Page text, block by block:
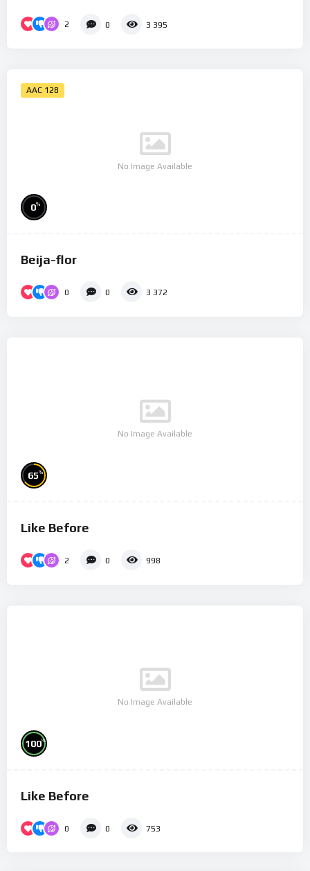
2 0 3 395
AAC 128
No Image Available
0%
Beija-flor
0 0 3 372
No Image Available
65%
Like Before
2 0 998
No Image Available
100%
Like Before
0 0 753